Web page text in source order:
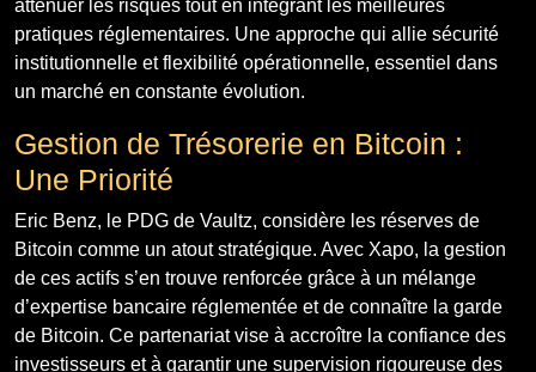
atténuer les risques tout en intégrant les meilleures
pratiques réglementaires. Une approche qui allie sécurité
institutionnelle et flexibilité opérationnelle, essentiel dans
un marché en constante évolution.
Gestion de Trésorerie en Bitcoin :
Une Priorité
Eric Benz, le PDG de Vaultz, considère les réserves de
Bitcoin comme un atout stratégique. Avec Xapo, la gestion
de ces actifs s’en trouve renforcée grâce à un mélange
d’expertise bancaire réglementée et de connaître la garde
de Bitcoin. Ce partenariat vise à accroître la confiance des
investisseurs et à garantir une supervision rigoureuse des